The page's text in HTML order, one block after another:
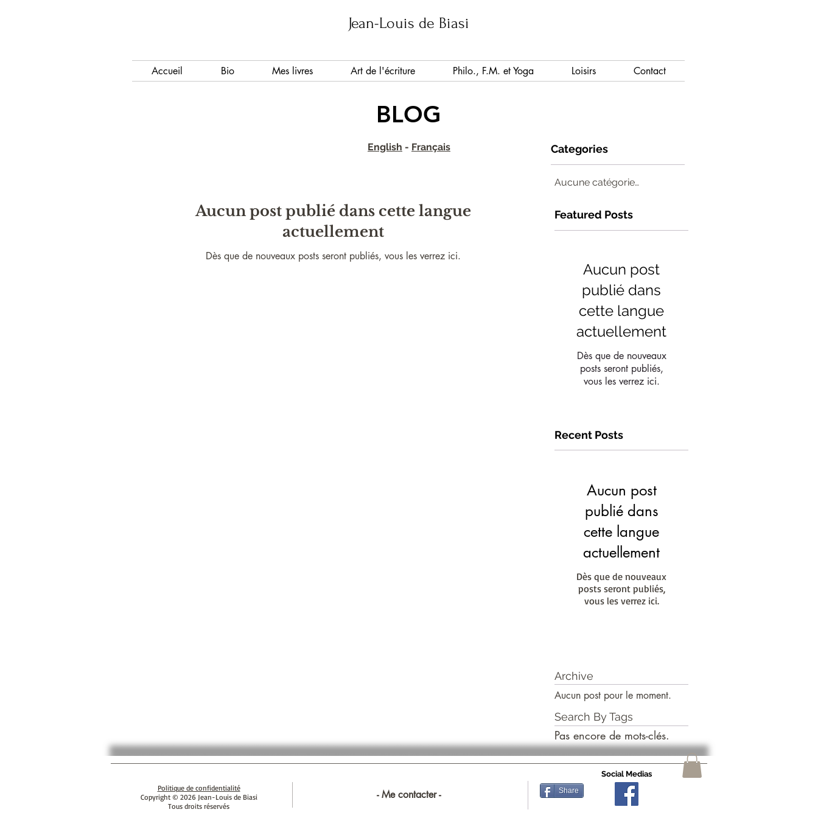
Jean-Louis de Biasi
Accueil Bio Mes livres Art de l'écriture Philo., F.M. et Yoga Loisirs Contact
BLOG
English - Français
Aucun post publié dans cette langue
actuellement
Dès que de nouveaux posts seront publiés, vous les verrez ici.
Categories
Aucune catégorie pour le moment.
Featured Posts
Aucun post
publié dans
cette langue
actuellement
Dès que de nouveaux
posts seront publiés,
vous les verrez ici.
Recent Posts
Aucun post
publié dans
cette langue
actuellement
Dès que de nouveaux
posts seront publiés,
vous les verrez ici.
Archive
Aucun post pour le moment.
Search By Tags
Pas encore de mots-clés.
Social Medias
Politique de confidentialité
Copyright © 2026 Jean-Louis de Biasi
Tous droits réservés
- Me contacter - Share